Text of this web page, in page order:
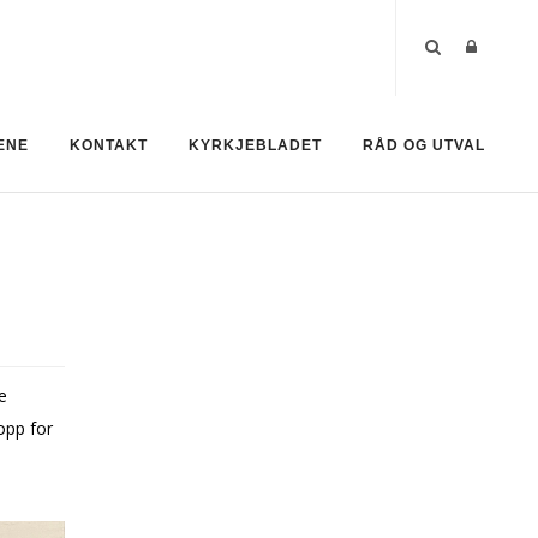
KONTAKT KYRKJEBLADET RÅD OG UTVAL
for